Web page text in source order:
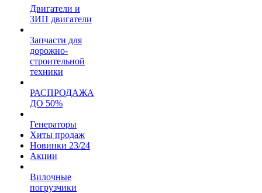
Двигатели и
ЗИП двигатели
Запчасти для
дорожно-
строительной
техники
РАСПРОДАЖА
ДО 50%
Генераторы
Хиты продаж
Новинки 23/24
Акции
Вилочные
погрузчики